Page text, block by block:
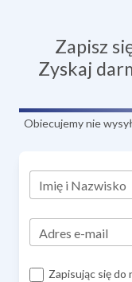
Zapisz
Zyskaj
Obiecujemy nie
Imię i Nazwisko
Adres e-mail
Zapisując się do